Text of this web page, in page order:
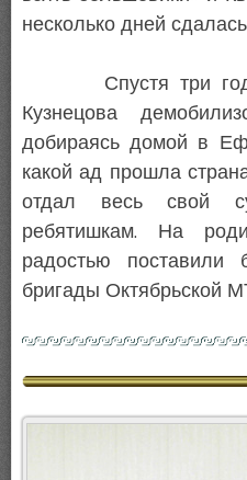
несколько дней
Спустя три года
Кузнецова
добираясь домой в
какой ад прошла
отдал весь свой
ребятишкам. На
радостью поставили
бригады Октябрьской